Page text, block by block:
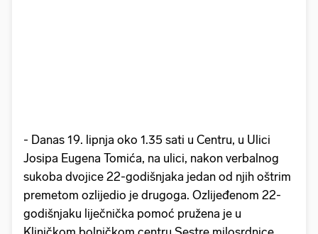
- Danas 19. lipnja oko 1.35 sati u Centru, u Ulici
Josipa Eugena Tomića, na ulici, nakon verbalnog
sukoba dvojice 22-godišnjaka jedan od njih oštrim
premetom ozlijedio je drugoga. Ozlijeđenom 22-
godišnjaku liječnička pomoć pružena je u